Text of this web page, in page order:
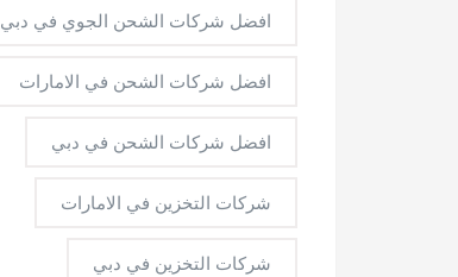
افضل شركات الشحن الجوي في دبي
افضل شركات الشحن في الامارات
افضل شركات الشحن في دبي
شركات التخزين في الامارات
شركات التخزين في دبي